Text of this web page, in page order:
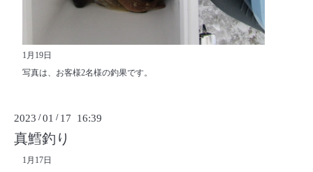
1月19日
写真は、お客様2名様の釣果です。
2023 /01 / 17 16:39
真鱈釣り
1月17日